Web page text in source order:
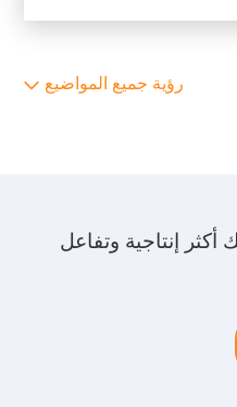
رؤية جميع المواضيع
إنتاجية وتفاعل